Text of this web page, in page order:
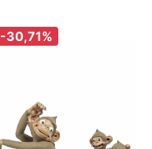
-30,71%